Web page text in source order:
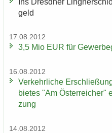
geld
17.08.2012
3,5 Mio EUR für
16.08.2012
Ver­kehr­li­che
bie­tes "Am Ös­ter­rei­cher"
zung
14.08.2012